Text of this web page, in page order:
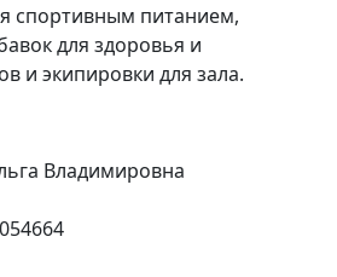
спортивным питанием,
для здоровья и
и экипировки для зала.
Владимировна